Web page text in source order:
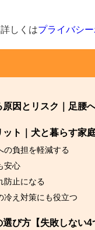
詳しくはプライバシ
因とリスク｜足腰
ト｜犬と暮らす家
の負担を軽減する
安心
防止になる
冷え対策にも役立つ
び方【失敗しない4